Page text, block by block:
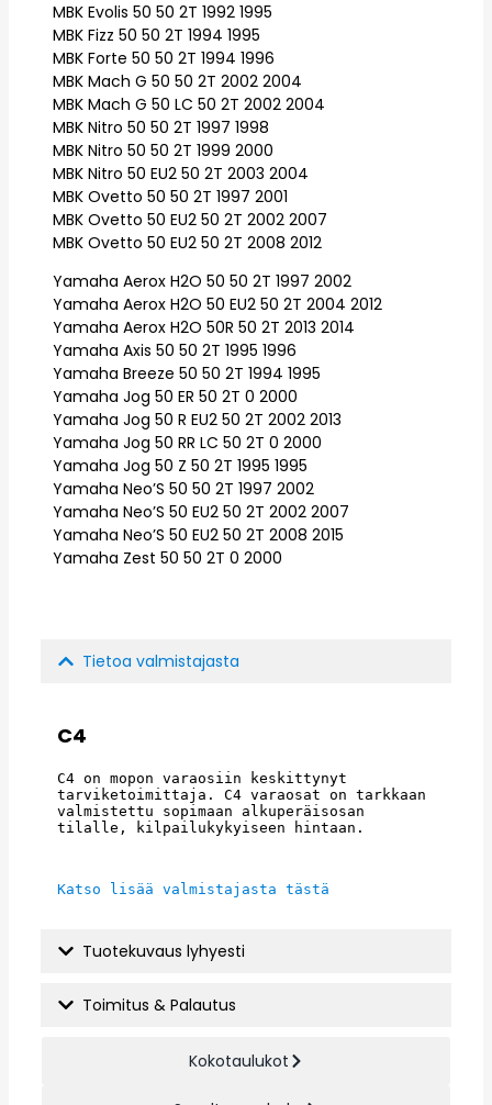
MBK Evolis 50 50 2T 1992 1995
MBK Fizz 50 50 2T 1994 1995
MBK Forte 50 50 2T 1994 1996
MBK Mach G 50 50 2T 2002 2004
MBK Mach G 50 LC 50 2T 2002 2004
MBK Nitro 50 50 2T 1997 1998
MBK Nitro 50 50 2T 1999 2000
MBK Nitro 50 EU2 50 2T 2003 2004
MBK Ovetto 50 50 2T 1997 2001
MBK Ovetto 50 EU2 50 2T 2002 2007
MBK Ovetto 50 EU2 50 2T 2008 2012
Yamaha Aerox H2O 50 50 2T 1997 2002
Yamaha Aerox H2O 50 EU2 50 2T 2004 2012
Yamaha Aerox H2O 50R 50 2T 2013 2014
Yamaha Axis 50 50 2T 1995 1996
Yamaha Breeze 50 50 2T 1994 1995
Yamaha Jog 50 ER 50 2T 0 2000
Yamaha Jog 50 R EU2 50 2T 2002 2013
Yamaha Jog 50 RR LC 50 2T 0 2000
Yamaha Jog 50 Z 50 2T 1995 1995
Yamaha Neo’S 50 50 2T 1997 2002
Yamaha Neo’S 50 EU2 50 2T 2002 2007
Yamaha Neo’S 50 EU2 50 2T 2008 2015
Yamaha Zest 50 50 2T 0 2000
Tietoa valmistajasta
C4
C4 on mopon varaosiin keskittynyt
tarviketoimittaja. C4 varaosat on tarkkaan
valmistettu sopimaan alkuperäisosan
tilalle, kilpailukykyiseen hintaan.
Katso lisää valmistajasta tästä
Tuotekuvaus lyhyesti
Toimitus & Palautus
Kokotaulukot